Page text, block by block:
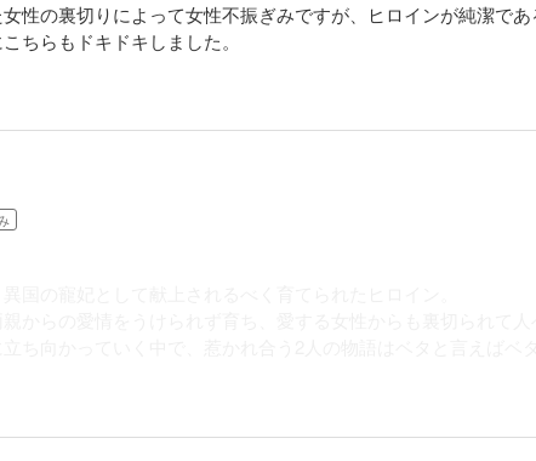
性の裏切りによって女性不振ぎみですが、ヒロインが純潔で
ちらもドキドキしました。